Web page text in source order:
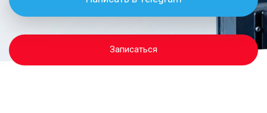
Записаться